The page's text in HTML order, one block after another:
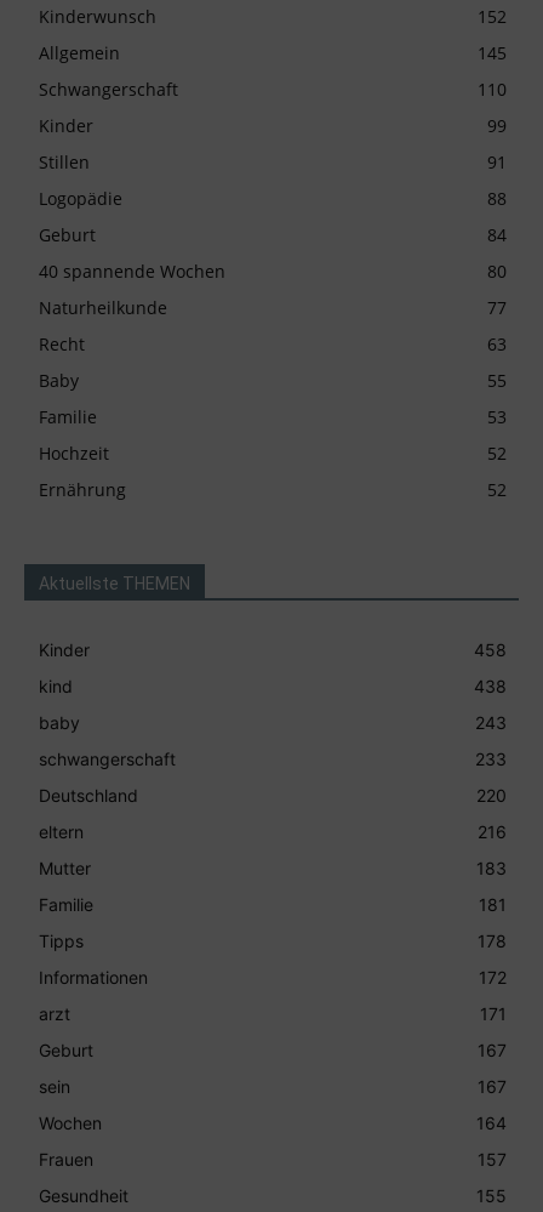
Kinderwunsch
152
Allgemein
145
Schwangerschaft
110
Kinder
99
Stillen
91
Logopädie
88
Geburt
84
40 spannende Wochen
80
Naturheilkunde
77
Recht
63
Baby
55
Familie
53
Hochzeit
52
Ernährung
52
Aktuellste THEMEN
Kinder
458
kind
438
baby
243
schwangerschaft
233
Deutschland
220
eltern
216
Mutter
183
Familie
181
Tipps
178
Informationen
172
arzt
171
Geburt
167
sein
167
Wochen
164
Frauen
157
Gesundheit
155